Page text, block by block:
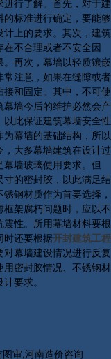
标准进行确定，要能够
上的要求。其次，建筑
不合理或者不安全因
再次，幕墻以轻质镶嵌
注意，如果在缝隙或者
和固定。其中，不可使
墙今后的维护必然会产
此保证建筑幕墙安全性
幕墙的基础结构，所以
大多幕墙建筑在设计过
墙玻璃使用要求。但
的密封胶，以此满足结
钢材质作为首要选择，
架腐朽问题时，应以不
性。所用幕墙材料要根
时还要根据开封建筑工程
幕墙建设情况进行反复
密封胶情况、不锈钢材
要求。
审,河南造价咨询